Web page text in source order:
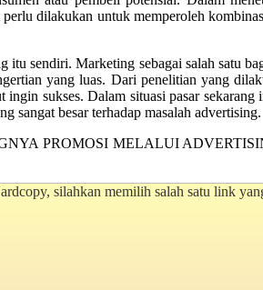
dilakukan untuk memperoleh
sendiri. Marketing sebagai salah satu
yang luas. Dari penelitian yang
sukses. Dalam situasi pasar sekarang
sangat besar terhadap masalah advertising.
PROMOSI MELALUI
silahkan memilih salah satu link